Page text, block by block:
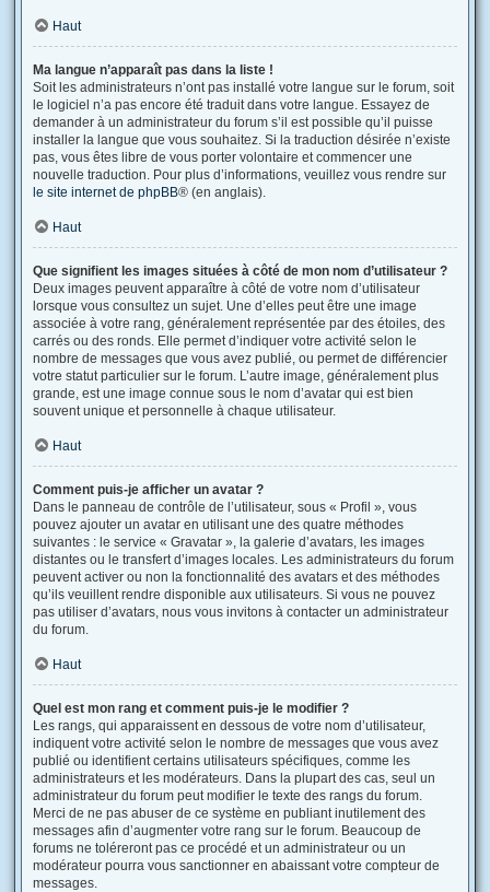
Haut
Ma langue n’apparaît pas dans la liste !
Soit les administrateurs n’ont pas installé votre langue sur le forum, soit
le logiciel n’a pas encore été traduit dans votre langue. Essayez de
demander à un administrateur du forum s’il est possible qu’il puisse
installer la langue que vous souhaitez. Si la traduction désirée n’existe
pas, vous êtes libre de vous porter volontaire et commencer une
nouvelle traduction. Pour plus d’informations, veuillez vous rendre sur
le site internet de phpBB® (en anglais).
Haut
Que signifient les images situées à côté de mon nom d’utilisateur ?
Deux images peuvent apparaître à côté de votre nom d’utilisateur
lorsque vous consultez un sujet. Une d’elles peut être une image
associée à votre rang, généralement représentée par des étoiles, des
carrés ou des ronds. Elle permet d’indiquer votre activité selon le
nombre de messages que vous avez publié, ou permet de différencier
votre statut particulier sur le forum. L’autre image, généralement plus
grande, est une image connue sous le nom d’avatar qui est bien
souvent unique et personnelle à chaque utilisateur.
Haut
Comment puis-je afficher un avatar ?
Dans le panneau de contrôle de l’utilisateur, sous « Profil », vous
pouvez ajouter un avatar en utilisant une des quatre méthodes
suivantes : le service « Gravatar », la galerie d’avatars, les images
distantes ou le transfert d’images locales. Les administrateurs du forum
peuvent activer ou non la fonctionnalité des avatars et des méthodes
qu’ils veuillent rendre disponible aux utilisateurs. Si vous ne pouvez
pas utiliser d’avatars, nous vous invitons à contacter un administrateur
du forum.
Haut
Quel est mon rang et comment puis-je le modifier ?
Les rangs, qui apparaissent en dessous de votre nom d’utilisateur,
indiquent votre activité selon le nombre de messages que vous avez
publié ou identifient certains utilisateurs spécifiques, comme les
administrateurs et les modérateurs. Dans la plupart des cas, seul un
administrateur du forum peut modifier le texte des rangs du forum.
Merci de ne pas abuser de ce système en publiant inutilement des
messages afin d’augmenter votre rang sur le forum. Beaucoup de
forums ne toléreront pas ce procédé et un administrateur ou un
modérateur pourra vous sanctionner en abaissant votre compteur de
messages.